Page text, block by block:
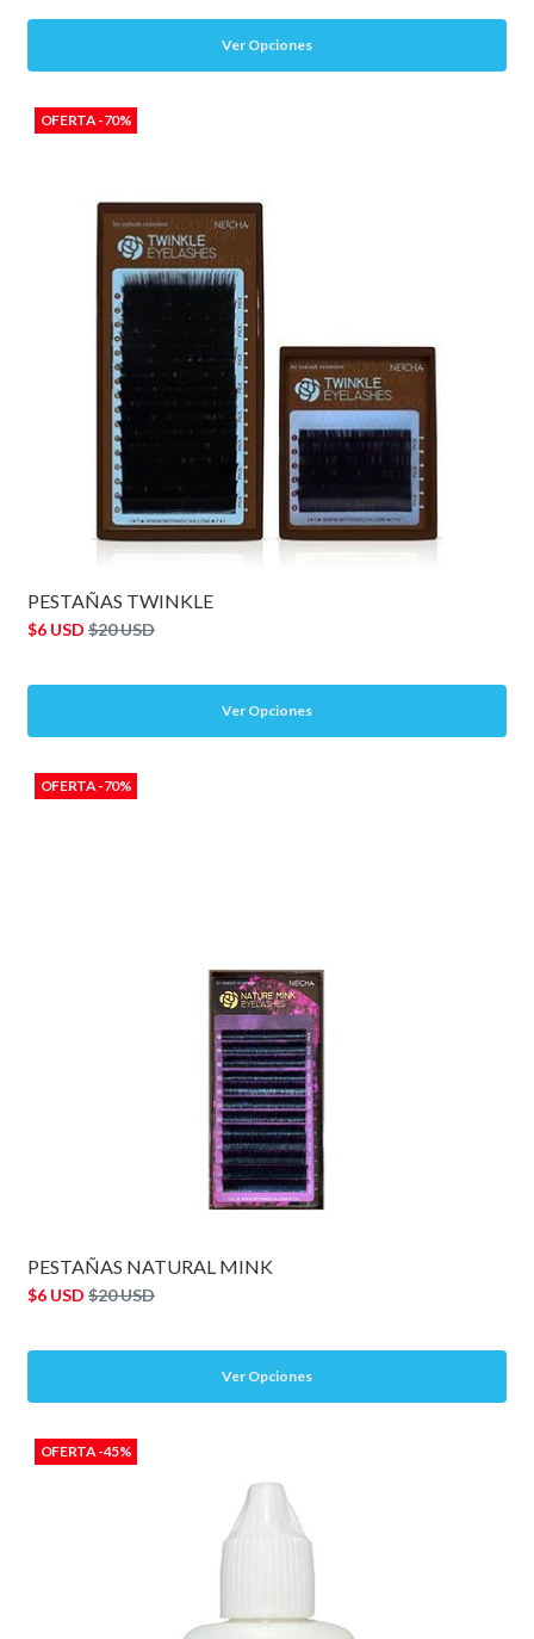
Ver Opciones
OFERTA -70%
PESTAÑAS TWINKLE
$6 USD $20 USD
Ver Opciones
OFERTA -70%
PESTAÑAS NATURAL MINK
$6 USD $20 USD
Ver Opciones
OFERTA -45%